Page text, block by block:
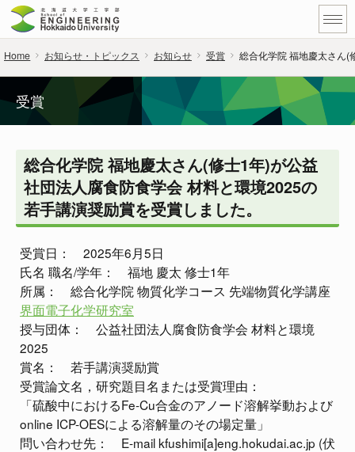
Home お知らせ・トピックス お知らせ 受賞 総合化学院 福地慶太さん(
受賞
総合化学院 福地慶太さん(修士1年)が公益
社団法人腐食防食学会 材料と環境2025の
若手講演奨励賞を受賞しました。
受賞日： 2025年6月5日
氏名 職名/学年： 福地 慶太 修士1年
所属： 総合化学院 物質化学コース 先端物質化学講座
界面電子化学研究室
授与団体： 公益社団法人腐食防食学会 材料と環境
2025
賞名： 若手講演奨励賞
受賞論文名，研究題目名または受賞理由：
「硫酸中におけるFe-Cu合金のアノード溶解挙動および
online ICP-OESによる溶解量のその場定量」
問い合わせ先： E-mail kfushimi[a]eng.hokudai.ac.jp (伏